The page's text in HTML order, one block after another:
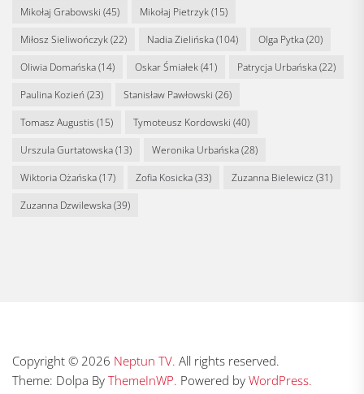
Mikołaj Grabowski (45) Mikołaj Pietrzyk(15)
Miłosz Sieliwończyk(22) Nadia Zielińska(104) Olga Pytka(20)
Oliwia Domańska(14) Oskar Śmiałek(41) Patrycja Urbańska(22)
Paulina Kozień (23) Stanisław Pawłowski (26)
Tomasz Augustis (15) Tymoteusz Kordowski (40)
Urszula Gurtatowska(13) Weronika Urbańska(28)
Wiktoria Ożańska(17) Zofia Kosicka(33) Zuzanna Bielewicz (31)
Zuzanna Dzwilewska(39)
Copyright © 2026 Neptun TV. All rights reserved.
Theme: Dolpa By ThemeInWP. Powered by WordPress.